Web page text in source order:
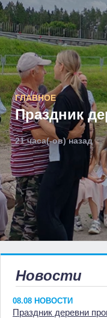
ГЛАВНОЕ
Праздник
21 часа(-ов) назад
Новости
08.08 НОВОСТИ
Праздник деревни